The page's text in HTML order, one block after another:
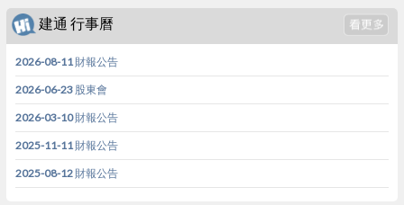
建通 行事曆
2026-08-11 財報公告
2026-06-23 股東會
2026-03-10 財報公告
2025-11-11 財報公告
2025-08-12 財報公告